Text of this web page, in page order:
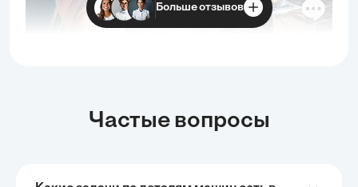
Больше отзывов
Частые вопросы